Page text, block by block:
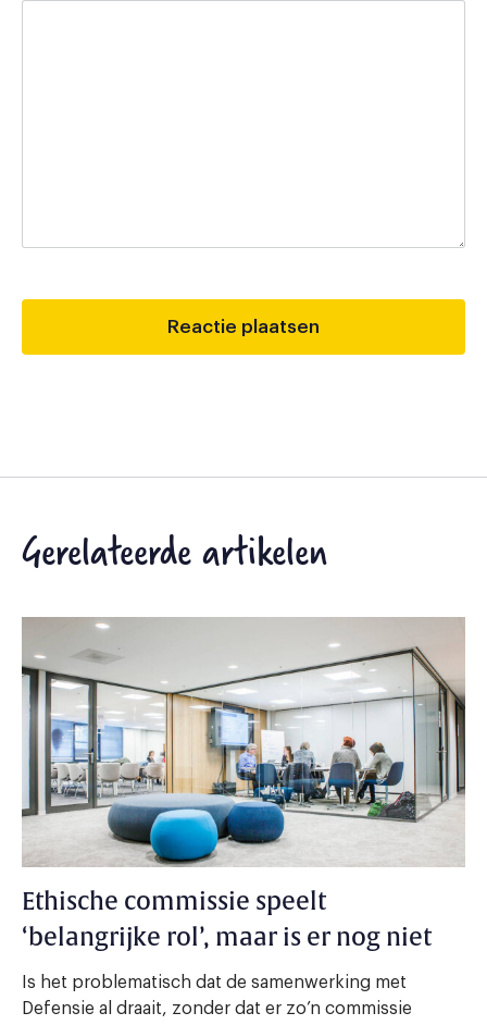
Gerelateerde artikelen
Ethische commissie speelt
‘belangrijke rol’, maar is er nog niet
Is het problematisch dat de samenwerking met
Defensie al draait, zonder dat er zo’n commissie